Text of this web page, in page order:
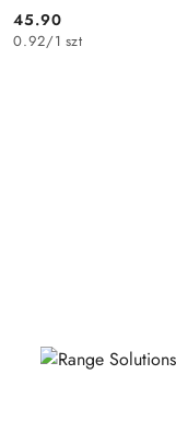
Cena:
45.90
0.92/1 szt